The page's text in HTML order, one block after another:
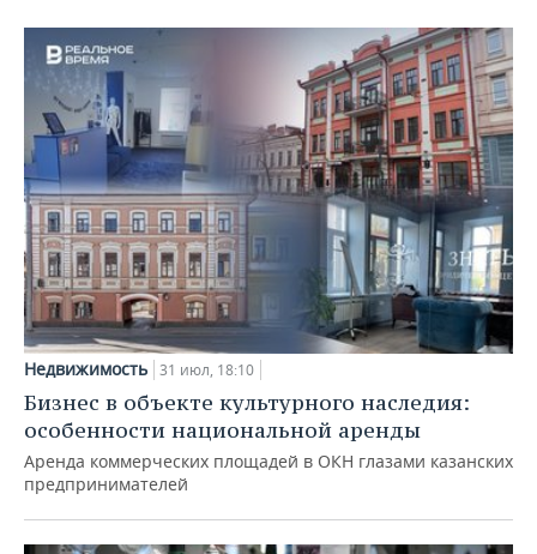
Недвижимость 31 июл, 18:10
Бизнес в объекте культурного наследия:
особенности национальной аренды
Аренда коммерческих площадей в ОКН глазами казанских
предпринимателей